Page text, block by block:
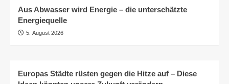
Aus Abwasser wird Energie – die unterschätzte
Energiequelle
5. August 2026
Europas Städte rüsten gegen die Hitze auf – Diese